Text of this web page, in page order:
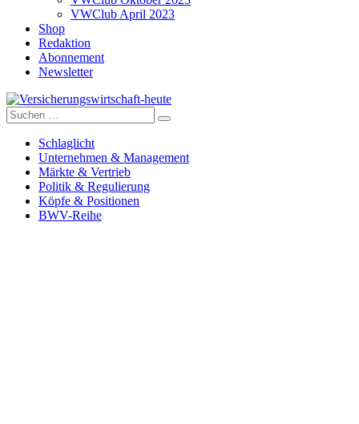
VWClub April 2023
Shop
Redaktion
Abonnement
Newsletter
Versicherungswirtschaft-heute
Suche
nach:
Schlaglicht
Unternehmen & Management
Märkte & Vertrieb
Politik & Regulierung
Köpfe & Positionen
BWV-Reihe